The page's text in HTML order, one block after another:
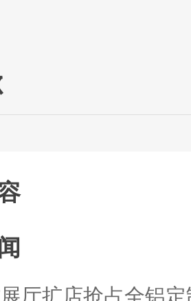
厅扩店抢占全铝